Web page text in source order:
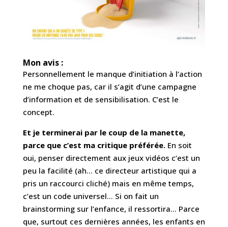
Mon avis :
Personnellement le manque d’initiation à l’action
ne me choque pas, car il s’agit d’une campagne
d’information et de sensibilisation. C’est le
concept.
Et je terminerai par le coup de la manette,
parce que c’est ma critique préférée.En soit
oui, penser directement aux jeux vidéos c’est un
peu la facilité (ah… ce directeur artistique qui a
pris un raccourci cliché) mais en même temps,
c’est un code universel… Si on fait un
brainstorming sur l’enfance, il ressortira… Parce
que, surtout ces dernières années, les enfants en